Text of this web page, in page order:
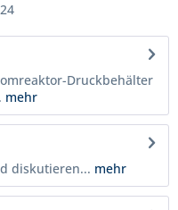
Druckbehälter
mehr
diskutieren... mehr